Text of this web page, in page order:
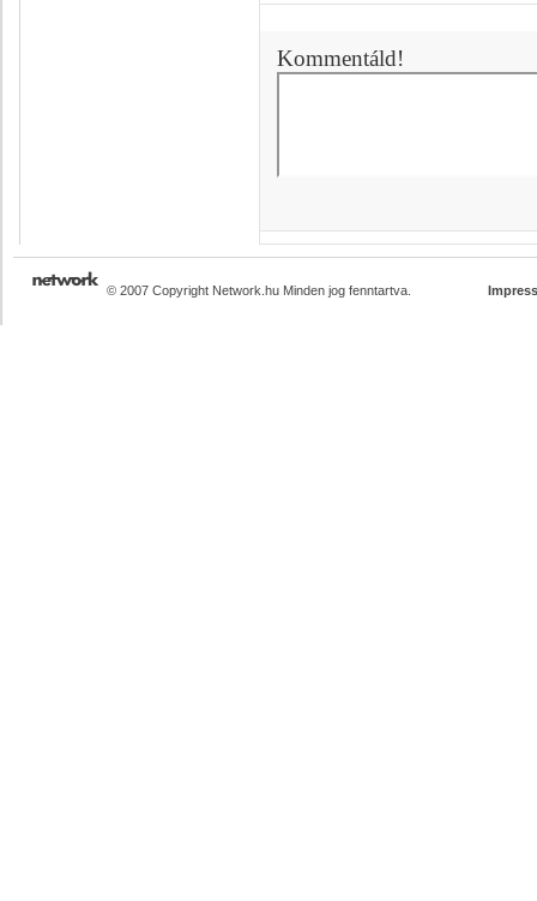
Kommentáld!
© 2007 Copyright Network.hu Minden jog fenntartva.